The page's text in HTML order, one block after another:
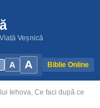
Veșnică
A A Biblie Online
Iehova, Ce faci după ce